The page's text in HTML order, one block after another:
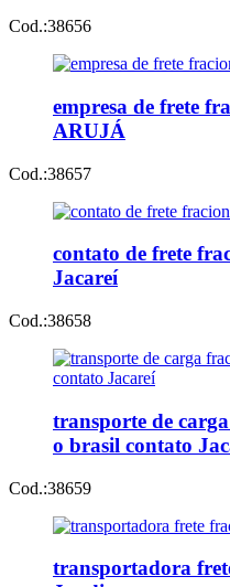
Cod.:38656
empresa de frete
ARUJÁ
Cod.:38657
contato de frete
Jacareí
Cod.:38658
transporte de
o brasil contato
Cod.:38659
transportadora